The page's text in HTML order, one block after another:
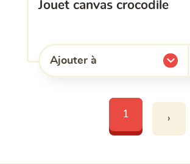
jouet canvas crocodile
Ajouter à
l'une de mes listes.
1 ›